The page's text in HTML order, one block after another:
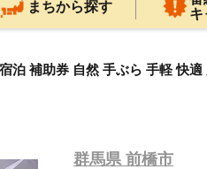
まちから探す
キ
補助券 自然 手ぶら 手軽 快
群馬県 前橋市